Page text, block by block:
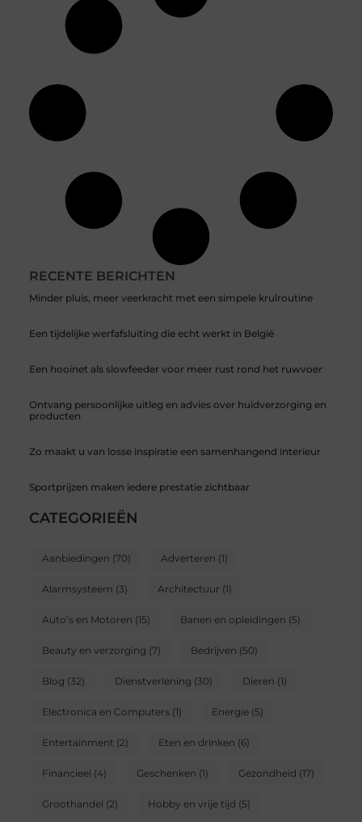
RECENTE BERICHTEN
Minder pluis, meer veerkracht met een simpele krulroutine
Een tijdelijke werfafsluiting die echt werkt in België
Een hooinet als slowfeeder voor meer rust rond het ruwvoer
Ontvang persoonlijke uitleg en advies over huidverzorging en
producten
Zo maakt u van losse inspiratie een samenhangend interieur
Sportprijzen maken iedere prestatie zichtbaar
CATEGORIEËN
Aanbiedingen (70) Adverteren (1)
Alarmsysteem (3) Architectuur (1)
Auto’s en Motoren (15) Banen en opleidingen (5)
Beauty en verzorging (7) Bedrijven (50)
Blog (32) Dienstverlening (30) Dieren (1)
Electronica en Computers(1) Energie(5)
Entertainment (2) Eten en drinken (6)
Financieel (4) Geschenken (1) Gezondheid (17)
Groothandel (2) Hobby en vrije tijd (5)